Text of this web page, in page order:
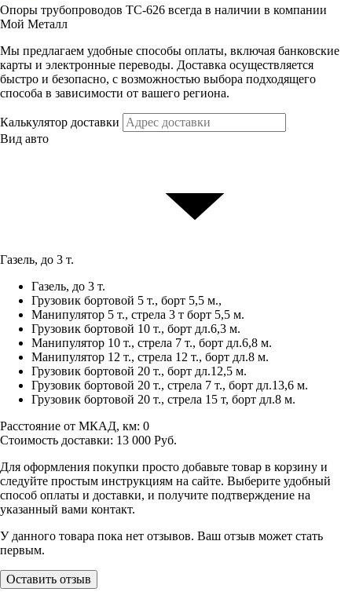
Опоры трубопроводов ТС-626 всегда в наличии в компании
Мой Металл
Мы предлагаем удобные способы оплаты, включая банковские
карты и электронные переводы. Доставка осуществляется
быстро и безопасно, с возможностью выбора подходящего
способа в зависимости от вашего региона.
Калькулятор доставки
Вид авто
Газель, до 3 т.
Газель, до 3 т.
Грузовик бортовой 5 т., борт 5,5 м.,
Манипулятор 5 т., стрела 3 т борт 5,5 м.
Грузовик бортовой 10 т., борт дл.6,3 м.
Манипулятор 10 т., стрела 7 т., борт дл.6,8 м.
Манипулятор 12 т., стрела 12 т., борт дл.8 м.
Грузовик бортовой 20 т., борт дл.12,5 м.
Грузовик бортовой 20 т., стрела 7 т., борт дл.13,6 м.
Грузовик бортовой 20 т., стрела 15 т, борт дл.8 м.
Расстояние от МКАД, км: 0
Стоимость доставки: 13 000 Руб.
Для оформления покупки просто добавьте товар в корзину и
следуйте простым инструкциям на сайте. Выберите удобный
способ оплаты и доставки, и получите подтверждение на
указанный вами контакт.
У данного товара пока нет отзывов. Ваш отзыв может стать
первым.
Оставить отзыв